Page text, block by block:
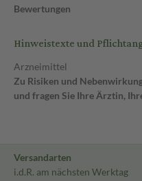
Bewertungen
Hinweistexte und
Arzneimittel
Zu Risiken und
und fragen Sie Ihre Ärztin,
Versandarten
i.d.R. am nächsten Werktag